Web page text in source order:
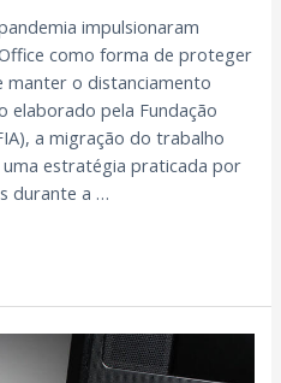
impulsionaram
como forma de proteger
manter o distanciamento
elaborado pela Fundação
a migração do trabalho
estratégia praticada por
durante a …